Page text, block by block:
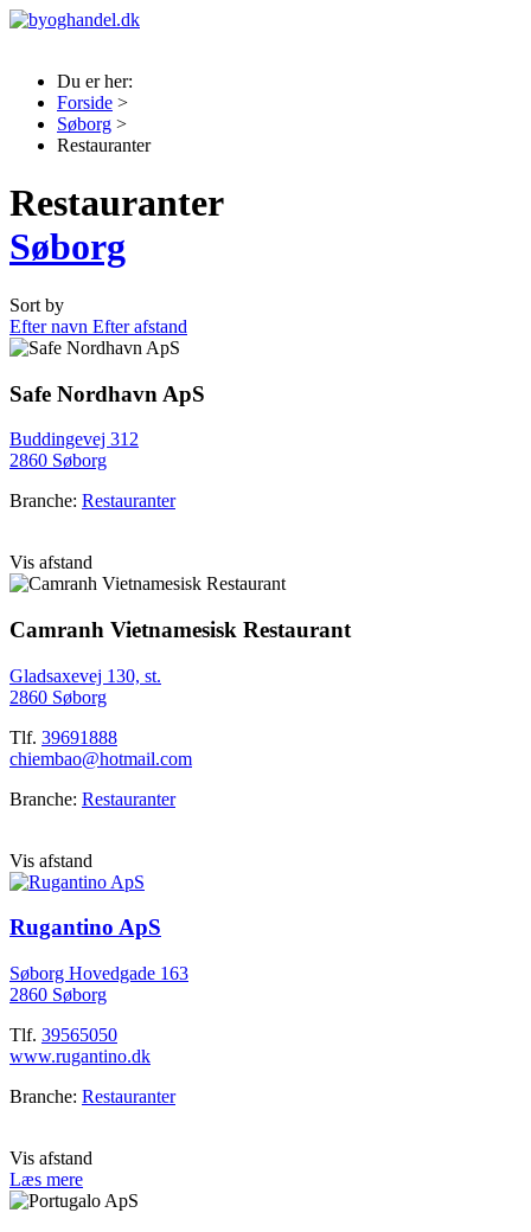
Du er her:
Forside >
Søborg >
Restauranter
Restauranter
Søborg
Sort by
Efter navn Efter afstand
Safe Nordhavn ApS
Buddingevej 312
2860 Søborg
Branche: Restauranter
Vis afstand
Camranh Vietnamesisk Restaurant
Gladsaxevej 130, st.
2860 Søborg
Tlf. 39691888
chiembao@hotmail.com
Branche: Restauranter
Vis afstand
Rugantino ApS
Søborg Hovedgade 163
2860 Søborg
Tlf. 39565050
www.rugantino.dk
Branche: Restauranter
Vis afstand
Læs mere